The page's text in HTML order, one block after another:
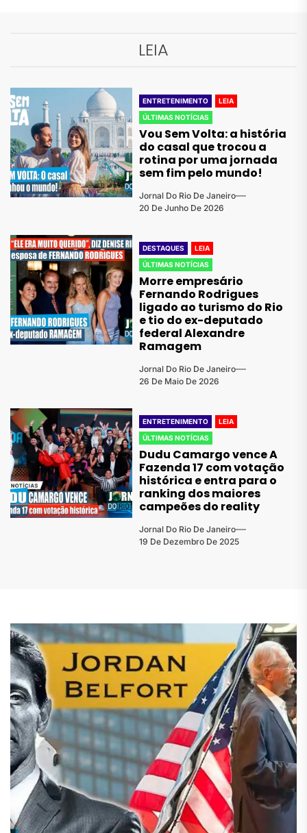
LEIA
ENTRETENIMENTO
LEIA
ÚLTIMAS NOTÍCIAS
Vou Sem Volta: a história
do casal que trocou a
rotina por uma jornada
sem fim pelo mundo!
Jornal Do Rio De Janeiro
20 De Junho De 2026
DESTAQUES
LEIA
ÚLTIMAS NOTÍCIAS
Morre empresário
Fernando Rodrigues
ligado ao turismo do Rio
e tio do ex-deputado
federal Alexandre
Ramagem
Jornal Do Rio De Janeiro
26 De Maio De 2026
ENTRETENIMENTO
LEIA
ÚLTIMAS NOTÍCIAS
Dudu Camargo vence A
Fazenda 17 com votação
histórica e entra para o
ranking dos maiores
campeões do reality
Jornal Do Rio De Janeiro
19 De Dezembro De 2025